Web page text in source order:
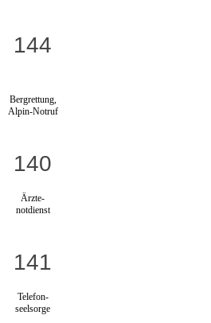
144
Bergrettung,
Alpin-Notruf
140
Ärzte-
notdienst
141
Telefon-
seelsorge